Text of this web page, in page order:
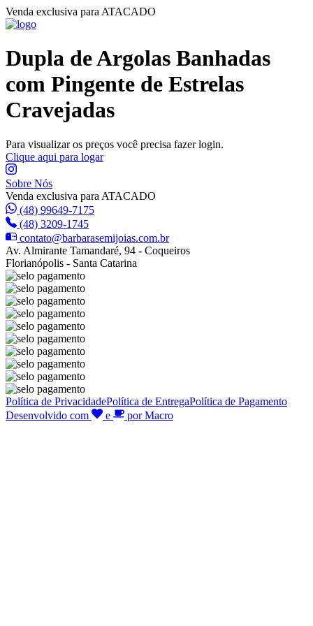
Venda exclusiva para ATACADO
Dupla de Argolas Banhadas
com Pingente de Estrelas
Cravejadas
Para visualizar os preços você precisa fazer login.
Clique aqui para logar
Sobre Nós
Venda exclusiva para ATACADO
(48) 99649-7175
(48) 3209-1745
contato@barbarasemijoias.com.br
Av. Almirante Tamandaré, 94 - Coqueiros
Florianópolis - Santa Catarina
Política de PrivacidadePolítica de EntregaPolítica de Pagamento
Desenvolvido com
e por Macro